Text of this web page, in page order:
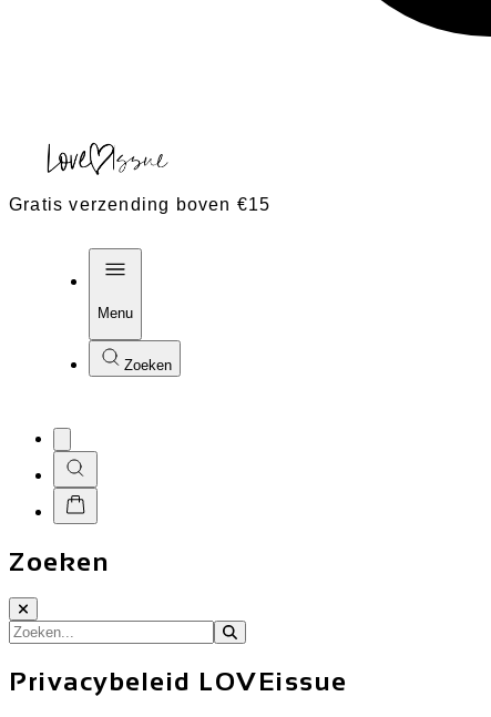
Gratis verzending boven €15
Menu
Zoeken
Zoeken
Privacybeleid LOVEissue